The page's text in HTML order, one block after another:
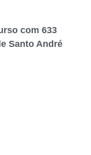
com 633
Santo André